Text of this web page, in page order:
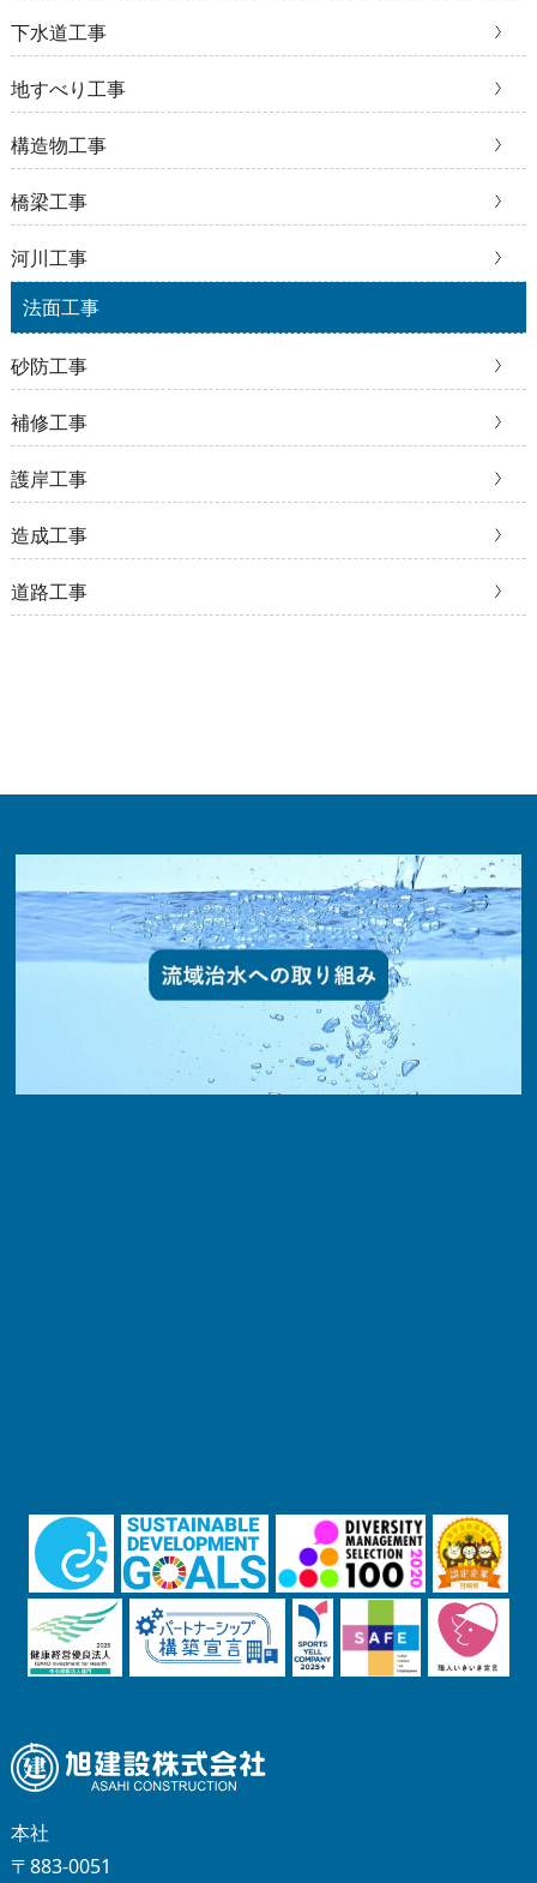
下水道工事
地すべり工事
構造物工事
橋梁工事
河川工事
法面工事
砂防工事
補修工事
護岸工事
造成工事
道路工事
本社
〒883-0051